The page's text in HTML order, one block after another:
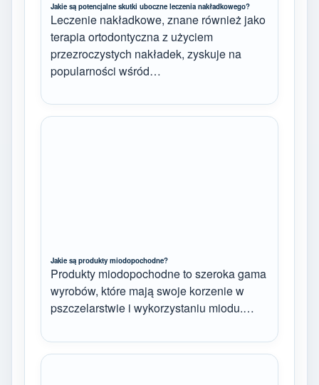
Jakie są potencjalne skutki uboczne leczenia nakładkowego?
Leczenie nakładkowe, znane również jako
terapia ortodontyczna z użyciem
przezroczystych nakładek, zyskuje na
popularności wśród…
Jakie są produkty miodopochodne?
Produkty miodopochodne to szeroka gama
wyrobów, które mają swoje korzenie w
pszczelarstwie i wykorzystaniu miodu.…